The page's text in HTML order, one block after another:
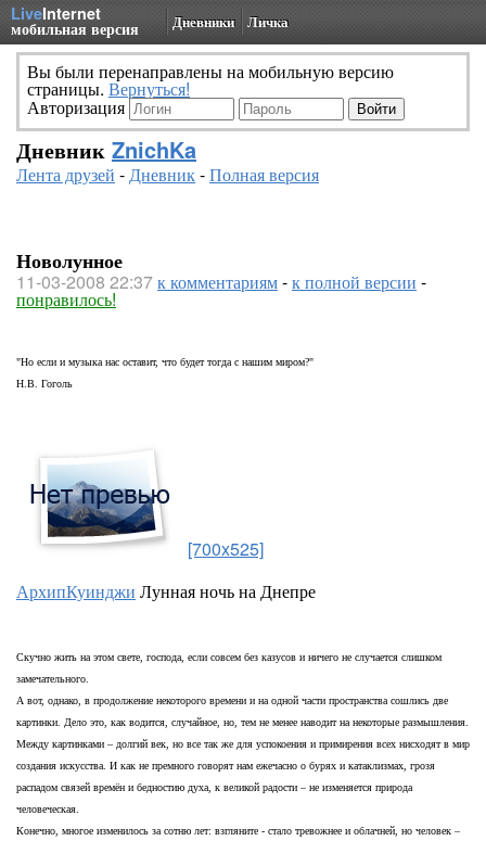
LiveInternet
мобильная версия Дневники Личка
Вы были перенаправлены на мобильную версию
страницы. Вернуться!
Авторизация
Дневник ZnichKa
Лента друзей -Дневник-Полная версия
Новолунное
11-03-2008 22:37к комментариям-к полной версии -
понравилось!
"Но если и музыка нас оставит, что будет тогда с нашим миром?"
Н.В. Гоголь
[700x525]
АрхипКуинджи Лунная ночь на Днепре
Скучно жить на этом свете, господа, если совсем без казусов и ничего не случается слишком
замечательного.
А вот, однако, в продолжение некоторого времени и на одной части пространства сошлись две
картинки. Дело это, как водится, случайное, но, тем не менее наводит на некоторые размышления.
Между картинками – долгий век, но все так же для успокоения и примирения всех нисходят в мир
создания искусства. И как не премного говорят нам ежечасно о бурях и катаклизмах, грозя
распадом связей времён и бедностию духа, к великой радости – не изменяется природа
человеческая.
Конечно, многое изменилось за сотню лет: взгляните - стало тревожнее и облачней, но человек –